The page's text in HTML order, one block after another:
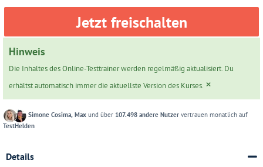
Jetzt freischalten
Hinweis
Die Inhaltes des Online-Testtrainer werden regelmäßig aktualisiert. Du
erhältst automatisch immer die aktuellste Version des Kurses. ×
Simone Cosima, Max und über 107.498 andere Nutzer vertrauen monatlich auf
TestHelden
Details